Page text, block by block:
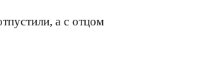
а с отцом